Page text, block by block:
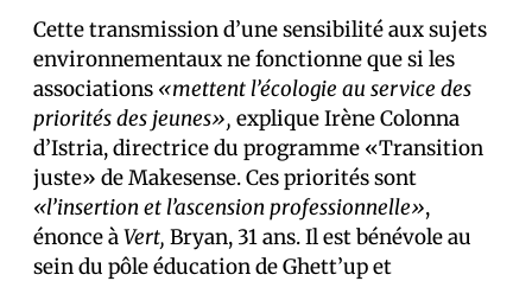
Cette transmission d’une sensibilité aux sujets
environnementaux ne fonctionne que si les
associations «mettent l’écologie au service des
priorités des jeunes», explique Irène Colonna
d’Istria, directrice du programme «Transition
juste» de Makesense. Ces priorités sont
«l’insertion et l’ascension professionnelle»,
énonce àVert, Bryan, 31 ans. Il est bénévole au
sein du pôle éducation de Ghett’up et